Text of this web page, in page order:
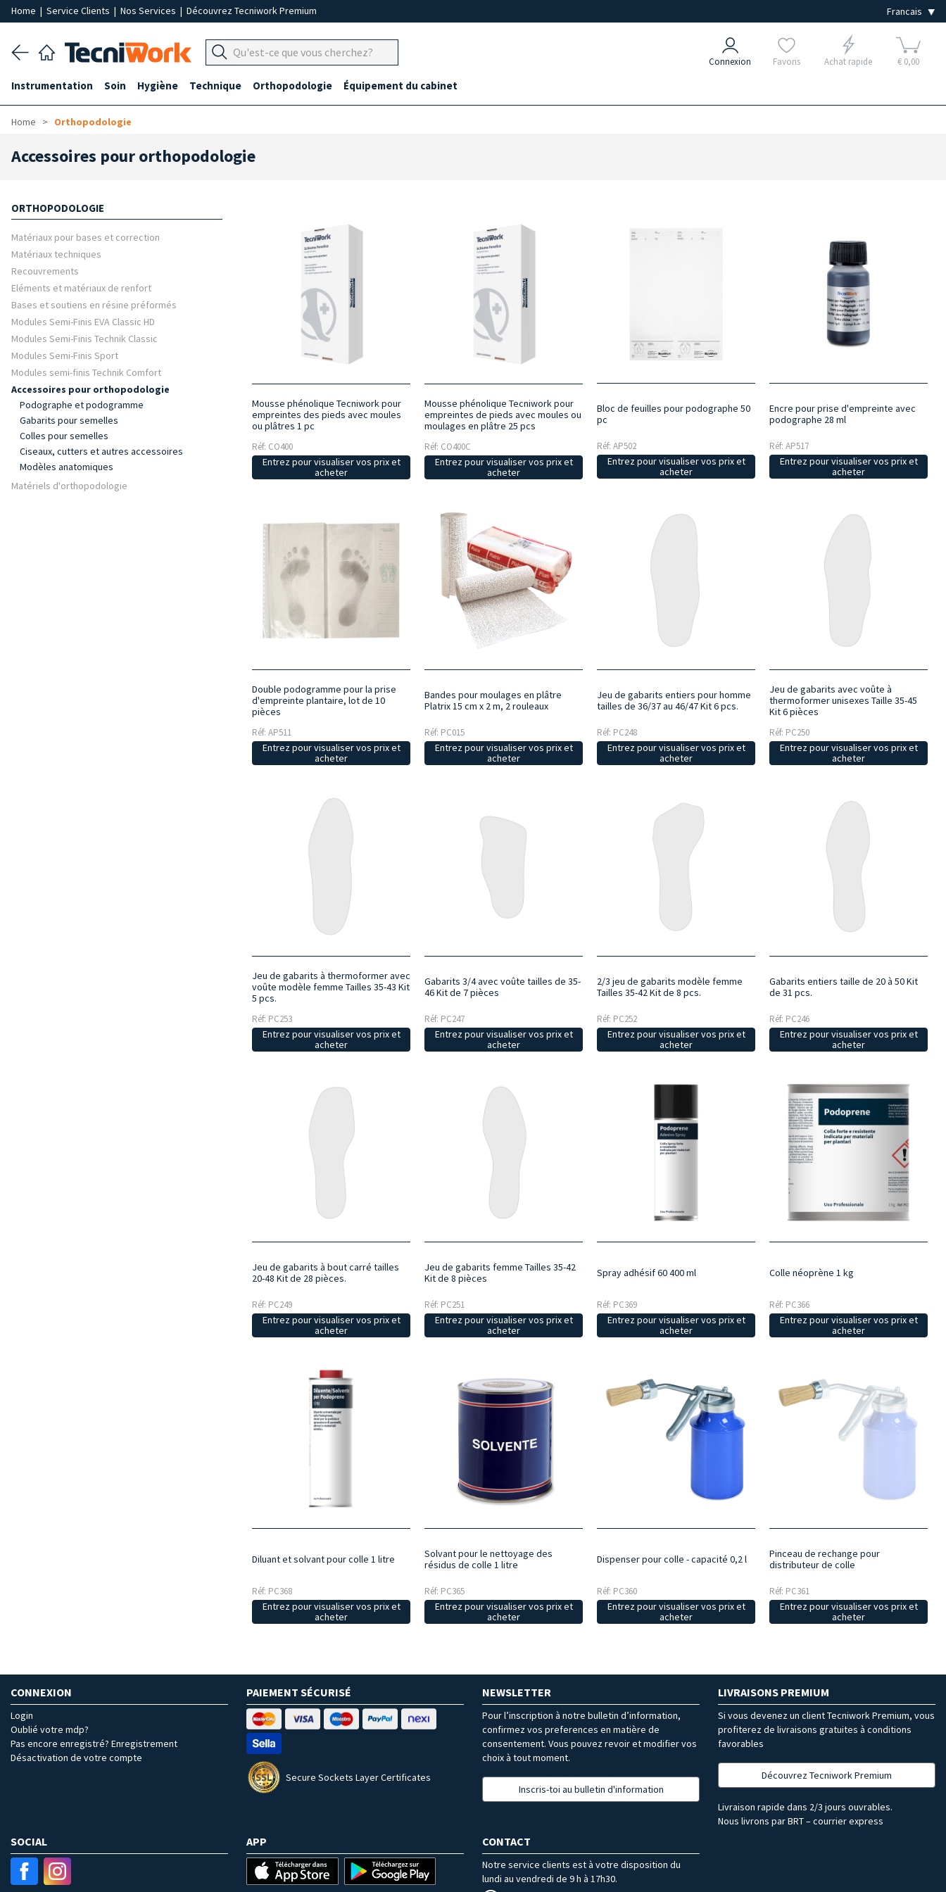
Home | Service Clients | Nos Services | Découvrez Tecniwork Premium
Connexion Favoris Achat rapide € 0,00
Instrumentation Soin Hygiène Technique Orthopodologie Équipement du cabinet
Home Orthopodologie
Accessoires pour orthopodologie
ORTHOPODOLOGIE
Matériaux pour bases et correction
Matériaux techniques
Recouvrements
Eléments et matériaux de renfort
Bases et soutiens en résine préformés
Modules Semi-Finis EVA Classic HD
Modules Semi-Finis Technik Classic
Modules Semi-Finis Sport
Modules semi-finis Technik Comfort
Accessoires pour orthopodologie
Podographe et podogramme
Gabarits pour semelles
Colles pour semelles
Ciseaux, cutters et autres accessoires
Modèles anatomiques
Matériels d'orthopodologie
Mousse phénolique Tecniwork pour
empreintes des pieds avec moules
ou plâtres 1 pc
Réf: CO400
Entrez pour visualiser vos prix et
acheter
Mousse phénolique Tecniwork pour
empreintes de pieds avec moules ou
moulages en plâtre 25 pcs
Réf: CO400C
Entrez pour visualiser vos prix et
acheter
Bloc de feuilles pour podographe 50
pc
Réf: AP502
Entrez pour visualiser vos prix et
acheter
Encre pour prise d'empreinte avec
podographe 28 ml
Réf: AP517
Entrez pour visualiser vos prix et
acheter
Double podogramme pour la prise
d'empreinte plantaire, lot de 10
pièces
Réf: AP511
Entrez pour visualiser vos prix et
acheter
Bandes pour moulages en plâtre
Platrix 15 cm x 2 m, 2 rouleaux
Réf: PC015
Entrez pour visualiser vos prix et
acheter
Jeu de gabarits entiers pour homme
tailles de 36/37 au 46/47 Kit 6 pcs.
Réf: PC248
Entrez pour visualiser vos prix et
acheter
Jeu de gabarits avec voûte à
thermoformer unisexes Taille 35-45
Kit 6 pièces
Réf: PC250
Entrez pour visualiser vos prix et
acheter
Jeu de gabarits à thermoformer avec
voûte modèle femme Tailles 35-43 Kit
5 pcs.
Réf: PC253
Entrez pour visualiser vos prix et
acheter
Gabarits 3/4 avec voûte tailles de 35-
46 Kit de 7 pièces
Réf: PC247
Entrez pour visualiser vos prix et
acheter
2/3 jeu de gabarits modèle femme
Tailles 35-42 Kit de 8 pcs.
Réf: PC252
Entrez pour visualiser vos prix et
acheter
Gabarits entiers taille de 20 à 50 Kit
de 31 pcs.
Réf: PC246
Entrez pour visualiser vos prix et
acheter
Jeu de gabarits à bout carré tailles
20-48 Kit de 28 pièces.
Réf: PC249
Entrez pour visualiser vos prix et
acheter
Jeu de gabarits femme Tailles 35-42
Kit de 8 pièces
Réf: PC251
Entrez pour visualiser vos prix et
acheter
Spray adhésif 60 400 ml
Réf: PC369
Entrez pour visualiser vos prix et
acheter
Colle néoprène 1 kg
Réf: PC366
Entrez pour visualiser vos prix et
acheter
Diluant et solvant pour colle 1 litre
Réf: PC368
Entrez pour visualiser vos prix et
acheter
Solvant pour le nettoyage des
résidus de colle 1 litre
Réf: PC365
Entrez pour visualiser vos prix et
acheter
Dispenser pour colle - capacité 0,2 l
Réf: PC360
Entrez pour visualiser vos prix et
acheter
Pinceau de rechange pour
distributeur de colle
Réf: PC361
Entrez pour visualiser vos prix et
acheter
CONNEXION
Login
Oublié votre mdp?
Pas encore enregistré? Enregistrement
Désactivation de votre compte
PAIEMENT SÉCURISÉ
Secure Sockets Layer Certificates
NEWSLETTER
Pour l’inscription à notre bulletin d’information,
confirmez vos preferences en matière de
consentement. Vous pouvez revoir et modifier vos
choix à tout moment.
Inscris-toi au bulletin d'information
LIVRAISONS PREMIUM
Si vous devenez un client Tecniwork Premium, vous
profiterez de livraisons gratuites à conditions
favorables
Découvrez Tecniwork Premium
Livraison rapide dans 2/3 jours ouvrables.
Nous livrons par BRT – courrier express
SOCIAL APP CONTACT
Notre service clients est à votre disposition du
lundi au vendredi de 9 h à 17h30.